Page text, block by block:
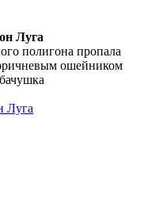
Луга
полигона пропала
ошейником
Луга